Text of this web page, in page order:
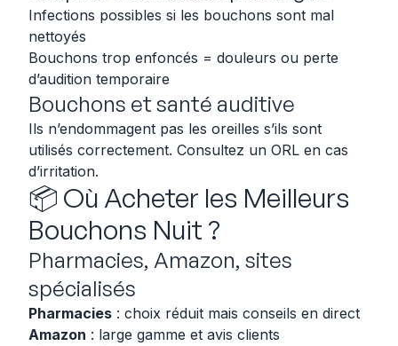
Infections possibles si les bouchons sont mal
nettoyés
Bouchons trop enfoncés = douleurs ou perte
d’audition temporaire
Bouchons et santé auditive
Ils n’endommagent pas les oreilles s’ils sont
utilisés correctement. Consultez un ORL en cas
d’irritation.
📦 Où Acheter les Meilleurs
Bouchons Nuit ?
Pharmacies, Amazon, sites
spécialisés
Pharmacies : choix réduit mais conseils en direct
Amazon : large gamme et avis clients